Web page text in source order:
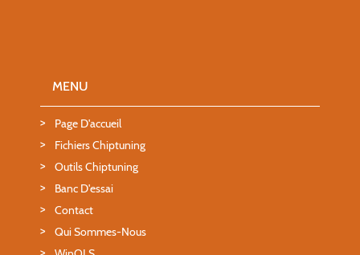
MENU
Page D'accueil
Fichiers Chiptuning
Outils Chiptuning
Banc D'essai
Contact
Qui Sommes-Nous